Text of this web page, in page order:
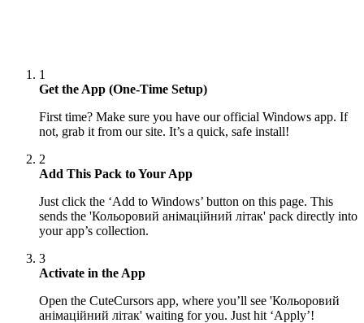
1
Get the App (One-Time Setup)
First time? Make sure you have our official Windows app. If
not, grab it from our site. It’s a quick, safe install!
2
Add This Pack to Your App
Just click the ‘Add to Windows’ button on this page. This
sends the 'Кольоровий анімаційний літак' pack directly into
your app’s collection.
3
Activate in the App
Open the CuteCursors app, where you’ll see 'Кольоровий
анімаційний літак' waiting for you. Just hit ‘Apply’!